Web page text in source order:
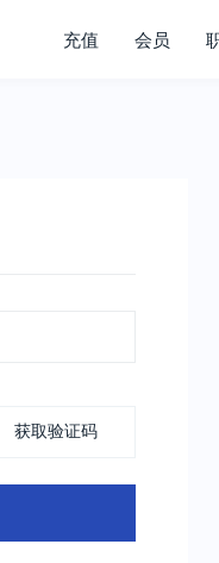
充值 会员
获取验证码